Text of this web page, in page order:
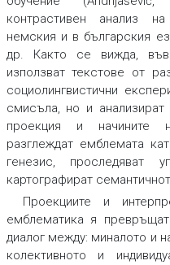
контрастивен анализ
немския и в българския
др. Както се вижда, във
използват текстове от
социолингвистични
смисъла, но и
проекция и начините
разглеждат емблемата
генезис, проследяват
картографират
Проекциите и
емблематика я
диалог между: миналото и
колективното и